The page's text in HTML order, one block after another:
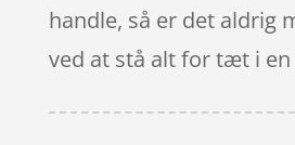
handle, så er det aldrig
ved at stå alt for tæt i en